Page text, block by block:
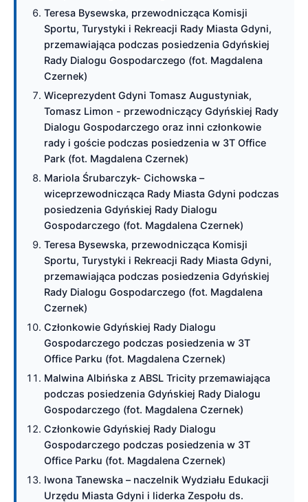
Teresa Bysewska, przewodnicząca Komisji
Sportu, Turystyki i Rekreacji Rady Miasta Gdyni,
przemawiająca podczas posiedzenia Gdyńskiej
Rady Dialogu Gospodarczego (fot. Magdalena
Czernek)
Wiceprezydent Gdyni Tomasz Augustyniak,
Tomasz Limon - przewodniczący Gdyńskiej Rady
Dialogu Gospodarczego oraz inni członkowie
rady i goście podczas posiedzenia w 3T Office
Park (fot. Magdalena Czernek)
Mariola Śrubarczyk- Cichowska –
wiceprzewodnicząca Rady Miasta Gdyni podczas
posiedzenia Gdyńskiej Rady Dialogu
Gospodarczego (fot. Magdalena Czernek)
Teresa Bysewska, przewodnicząca Komisji
Sportu, Turystyki i Rekreacji Rady Miasta Gdyni,
przemawiająca podczas posiedzenia Gdyńskiej
Rady Dialogu Gospodarczego (fot. Magdalena
Czernek)
Członkowie Gdyńskiej Rady Dialogu
Gospodarczego podczas posiedzenia w 3T
Office Parku (fot. Magdalena Czernek)
Malwina Albińska z ABSL Tricity przemawiająca
podczas posiedzenia Gdyńskiej Rady Dialogu
Gospodarczego (fot. Magdalena Czernek)
Członkowie Gdyńskiej Rady Dialogu
Gospodarczego podczas posiedzenia w 3T
Office Parku (fot. Magdalena Czernek)
Iwona Tanewska – naczelnik Wydziału Edukacji
Urzędu Miasta Gdyni i liderka Zespołu ds.